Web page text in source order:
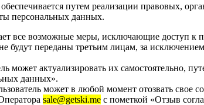
путем реализации правовых,
персональных данных.
все возможные меры, исключающие доступ
будут переданы третьим лицам, за
может актуализировать их самостоятельно,
данных».
может в любой момент отозвать свое
sale@getski.me с пометкой «Отзыв